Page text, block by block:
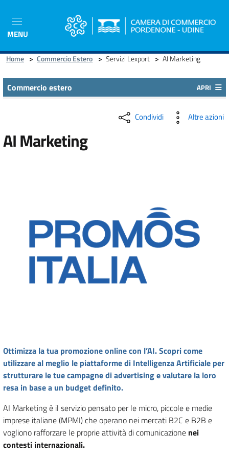
contenuto
MENU
Home > Commercio Estero > Servizi Lexport > AI Marketing
Commercio estero APRI
Condividi Altre azioni
AI Marketing
Ottimizza la tua promozione online con l’AI. Scopri come
utilizzare al meglio le piattaforme di Intelligenza Artificiale per
strutturare le tue campagne di advertising e valutare la loro
resa in base a un budget definito.
AI Marketing è il servizio pensato per le micro, piccole e medie
imprese italiane (MPMI) che operano nei mercati B2C e B2B e
vogliono rafforzare le proprie attività di comunicazione nei
contesti internazionali.